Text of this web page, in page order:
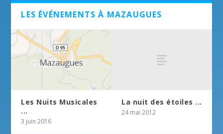
LES ÉVÉNEMENTS À MAZAUGUES
Les Nuits Musicales
...
3 juin 2016
La nuit des étoiles ...
24 mai 2012